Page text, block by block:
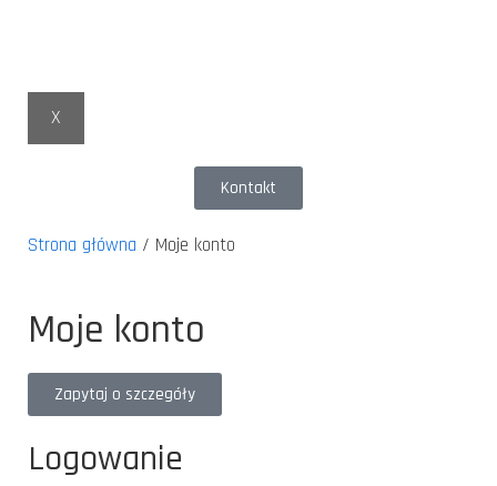
X
Kontakt
Strona główna / Moje konto
Moje konto
Zapytaj o szczegóły
Logowanie